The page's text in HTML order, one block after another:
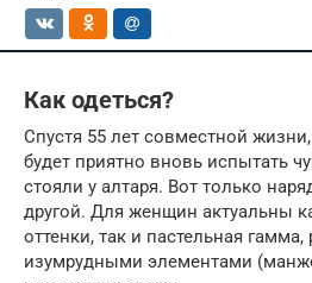
Как одеться?
Спустя 55 лет совместной
будет приятно вновь испытать
стояли у алтаря. Вот только
другой. Для женщин актуальны
оттенки, так и пастельная
изумрудными элементами